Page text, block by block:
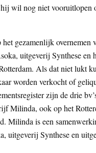
wil nog niet vooruitlopen
gezamenlijk overnemen
uitgeverij Synthese en
Als dat niet lukt
worden verkocht of
zijn de drie
Milinda, ook op het
Milinda is een
uitgeverij Synthese en